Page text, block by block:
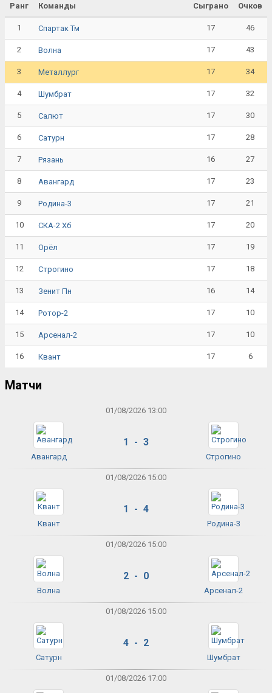
Ранг Команды Сыграно Очков
1 Спартак Тм 17 46
2 Волна 17 43
3 Металлург 17 34
4 Шумбрат 17 32
5 Салют 17 30
6 Сатурн 17 28
7 Рязань 16 27
8 Авангард 17 23
9 Родина-3 17 21
10 СКА-2 Хб 17 20
11 Орёл 17 19
12 Строгино 17 18
13 Зенит Пн 16 14
14 Ротор-2 17 10
15 Арсенал-2 17 10
16 Квант 17 6
Матчи
01/08/2026 13:00
Авангард
1 - 3
Строгино
01/08/2026 15:00
Квант
1 - 4
Родина-3
01/08/2026 15:00
Волна
2 - 0
Арсенал-2
01/08/2026 15:00
Сатурн
4 - 2
Шумбрат
01/08/2026 17:00